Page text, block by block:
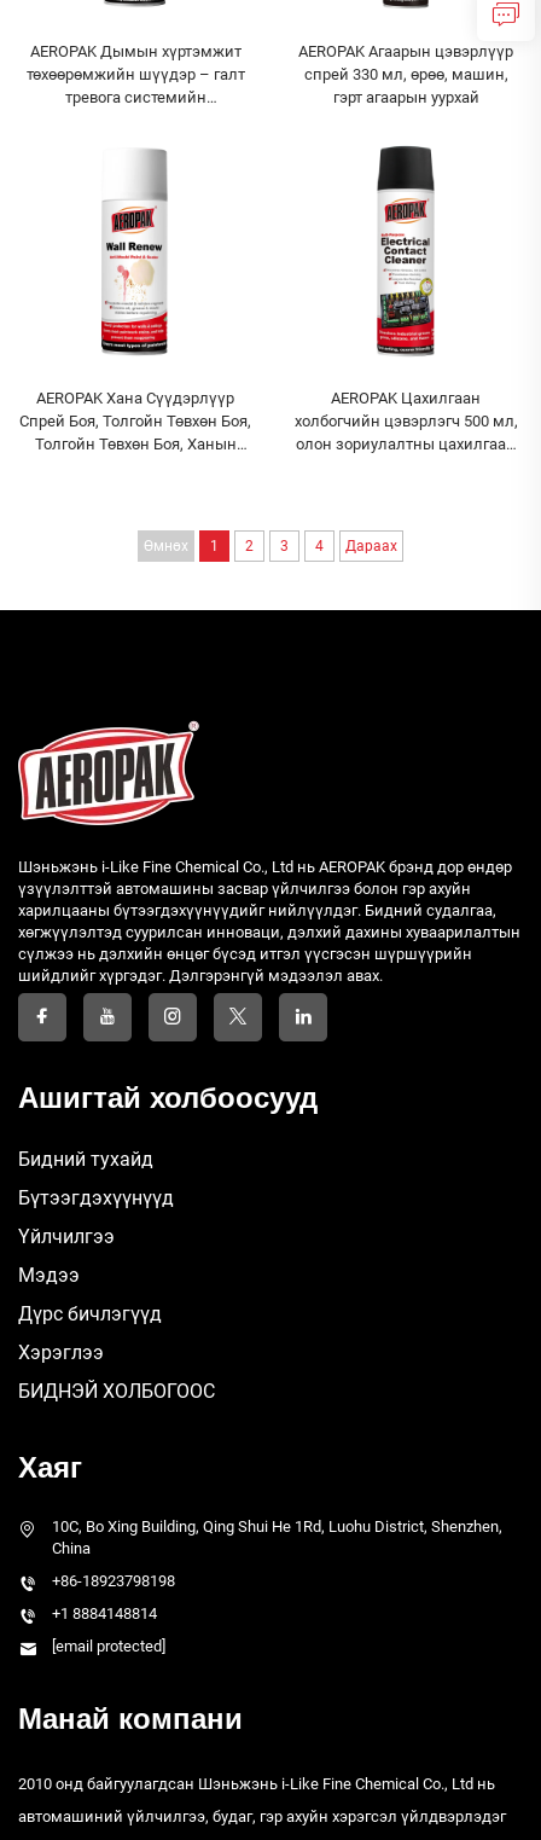
AEROPAK Дымын хүртэмжит
төхөөрөмжийн шүүдэр – галт
тревога системийн
AEROPAK Агаарын цэвэрлүүр
спрей 330 мл, өрөө, машин,
гэрт агаарын уурхай
AEROPAK Хана Сүүдэрлүүр
Спрей Боя, Толгойн Төвхөн Боя,
Толгойн Төвхөн Боя, Ханын
AEROPAK Цахилгаан
холбогчийн цэвэрлэгч 500 мл,
олон зориулалтны цахилгаан
Өмнөх 1 2 3 4 Дараах
Шэньжэнь i-Like Fine Chemical Co., Ltd нь AEROPAK брэнд дор өндөр
үзүүлэлттэй автомашины засвар үйлчилгээ болон гэр ахуйн
харилцааны бүтээгдэхүүнүүдийг нийлүүлдэг. Бидний судалгаа,
хөгжүүлэлтэд суурилсан инноваци, дэлхий дахины хуваарилалтын
сүлжээ нь дэлхийн өнцөг бүсэд итгэл үүсгэсэн шүршүүрийн
шийдлийг хүргэдэг. Дэлгэрэнгүй мэдээлэл авах.
Ашигтай холбоосууд
Бидний тухайд
Бүтээгдэхүүнүүд
Үйлчилгээ
Мэдээ
Дүрс бичлэгүүд
Хэрэглээ
БИДНЭЙ ХОЛБОГООС
Хаяг
10C, Bo Xing Building, Qing Shui He 1Rd, Luohu District, Shenzhen,
China
+86-18923798198
+1 8884148814
[email protected]
Манай компани
2010 онд байгуулагдсан Шэньжэнь i-Like Fine Chemical Co., Ltd нь
автомашиний үйлчилгээ, будаг, гэр ахуйн хэрэгсэл үйлдвэрлэдэг